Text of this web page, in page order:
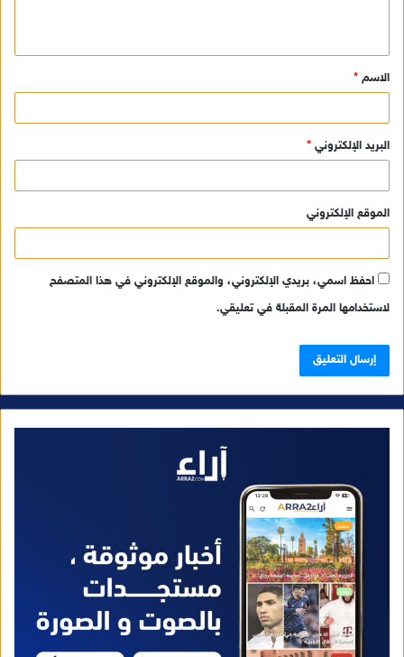
ق
*
الاسم *
البريد الإلكتروني *
الموقع الإلكتروني
احفظ اسمي، بريدي الإلكتروني، والموقع الإلكتروني في هذا المتصفح
لاستخدامها المرة المقبلة في تعليقي.